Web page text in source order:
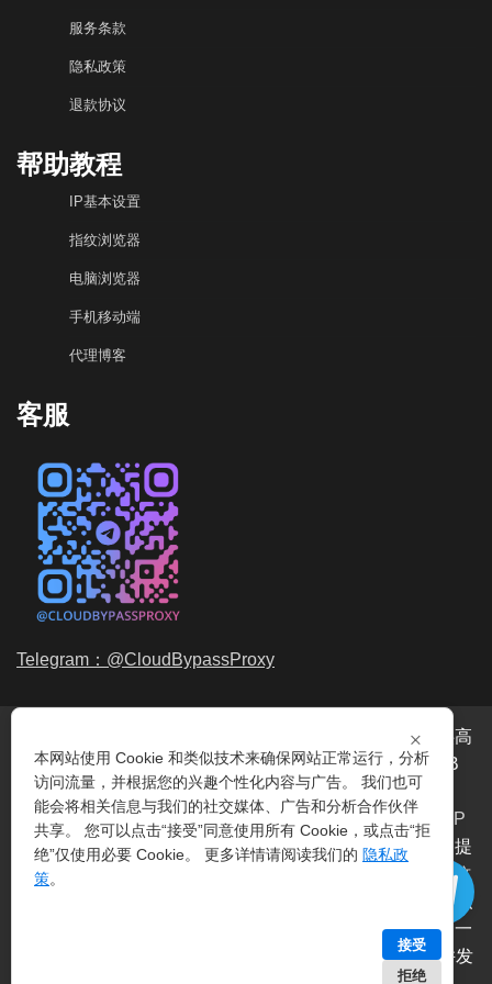
服务条款
隐私政策
退款协议
帮助教程
IP基本设置
指纹浏览器
电脑浏览器
手机移动端
代理博客
客服
Telegram：@CloudBypassProxy
代理服务提供商，我们提供高
品质、永不过期的动态代理IP池流量包，价格最低2元/GB
起。我们的IP资源包括超过3.5亿的动态住宅IP和机房IP，
覆盖全球200多个国家。支持HTTP代理IP 和 Socks5代理IP
协议，IP可用率超过99%。购买我们的服务即可享受穿云提
供的
指纹
、爬虫抓取、电商系统、网络测试、SEO等。穿云
动态机房IP服务，一
次购买即可获得无限时效、不限平台、不限带宽、不限并发
×
本网站使用 Cookie 和类似技术来确保网站正常运行，分析
访问流量，并根据您的兴趣个性化内容与广告。 我们也可
能会将相关信息与我们的社交媒体、广告和分析合作伙伴
共享。 您可以点击“接受”同意使用所有 Cookie，或点击“拒
绝”仅使用必要 Cookie。 更多详情请阅读我们的 隐私政
策。
接受
拒绝